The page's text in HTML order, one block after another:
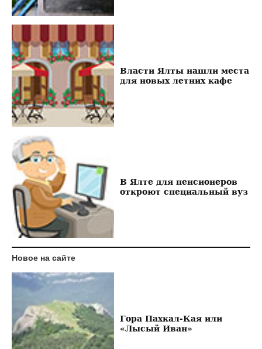
Власти Ялты нашли места
для новых летних кафе
В Ялте для пенсионеров
откроют специальный вуз
Новое на сайте
Гора Пахкал-Кая или
«Лысый Иван»